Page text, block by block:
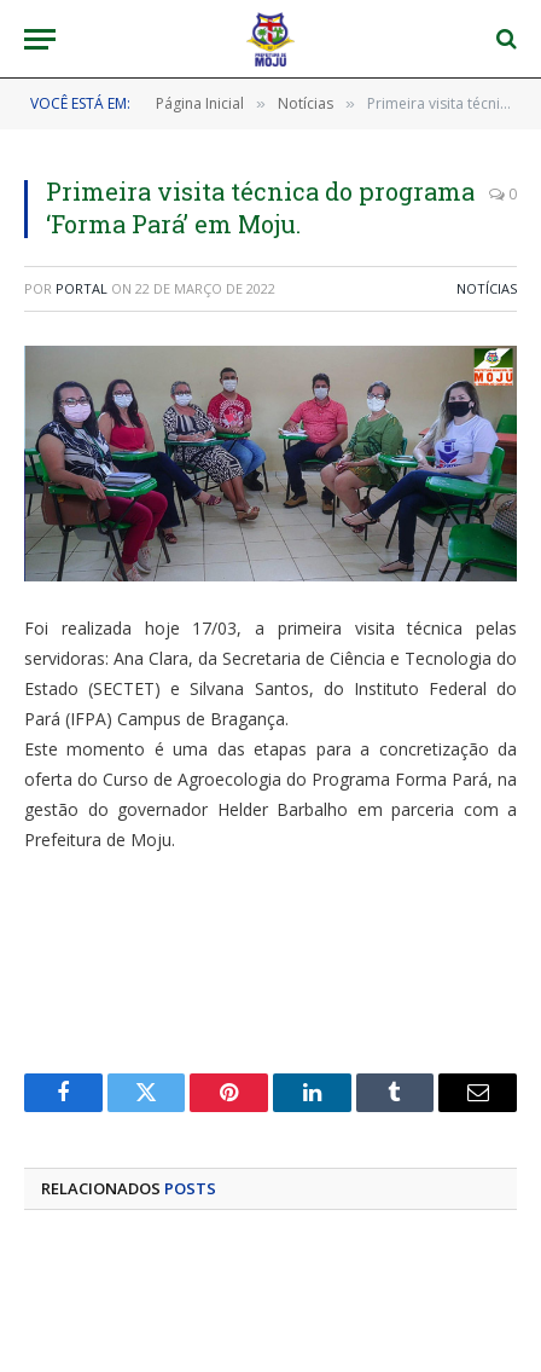
VOCÊ ESTÁ EM: Página Inicial » Notícias » Primeira visita técnica do programa ‘Forma Pará’ em Moju.
Primeira visita técnica do programa
‘Forma Pará’ em Moju.
0
POR PORTAL ON 22 DE MARÇO DE 2022 NOTÍCIAS
Foi realizada hoje 17/03, a primeira visita técnica pelas
servidoras: Ana Clara, da Secretaria de Ciência e Tecnologia do
Estado (SECTET) e Silvana Santos, do Instituto Federal do
Pará (IFPA) Campus de Bragança.
Este momento é uma das etapas para a concretização da
oferta do Curso de Agroecologia do Programa Forma Pará, na
gestão do governador Helder Barbalho em parceria com a
Prefeitura de Moju.
FacebookTwitter Pinterest LinkedInTumblr
E-
RELACIONADOS POSTS